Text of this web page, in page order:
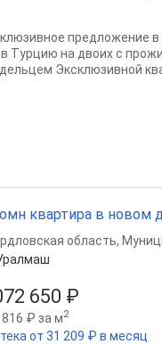
предложение
в Турцию на двоих с
Эксклюзивной
квартира в новом
650 ₽
816 ₽ за м2
от 31 209 ₽ в месяц
область,